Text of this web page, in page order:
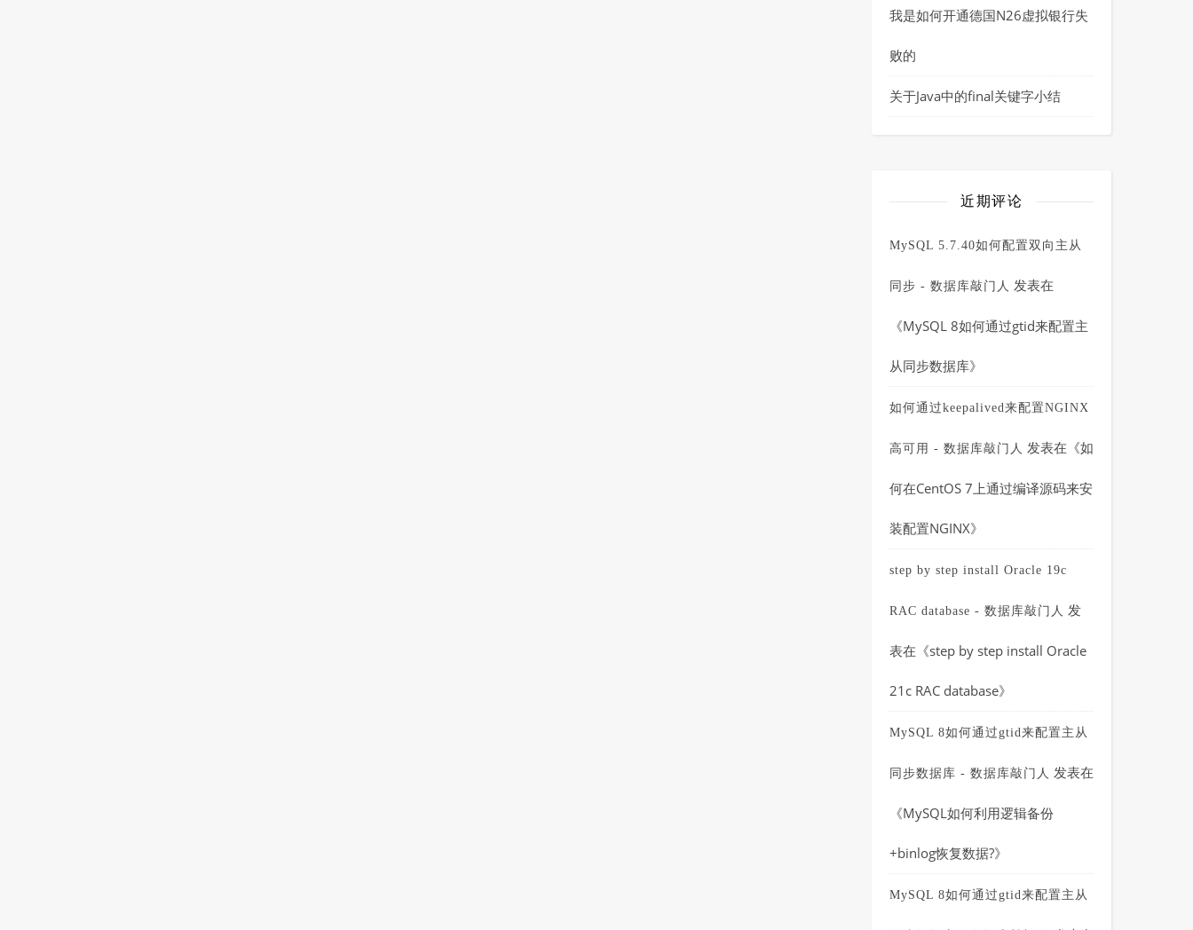
我是如何开通德国N26虚拟银行失
败的
关于Java中的final关键字小结
近期评论
MySQL 5.7.40如何配置双向主从
同步 - 数据库敲门人 发表在
《MySQL 8如何通过gtid来配置主
从同步数据库》
如何通过keepalived来配置NGINX
高可用 - 数据库敲门人 发表在《如
何在CentOS 7上通过编译源码来安
装配置NGINX》
step by step install Oracle 19c
RAC database - 数据库敲门人 发
表在《step by step install Oracle
21c RAC database》
MySQL 8如何通过gtid来配置主从
同步数据库 - 数据库敲门人 发表在
《MySQL如何利用逻辑备份
+binlog恢复数据?》
MySQL 8如何通过gtid来配置主从